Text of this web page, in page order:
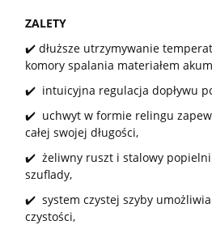
ZALETY
✔️ dłuższe utrzymywanie
komory spalania materiałem
✔️ intuicyjna regulacja dopływu
✔️ uchwyt w formie relingu
całej swojej długości,
✔️ żeliwny ruszt i stalowy
szuflady,
✔️ system czystej szyby
czystości,